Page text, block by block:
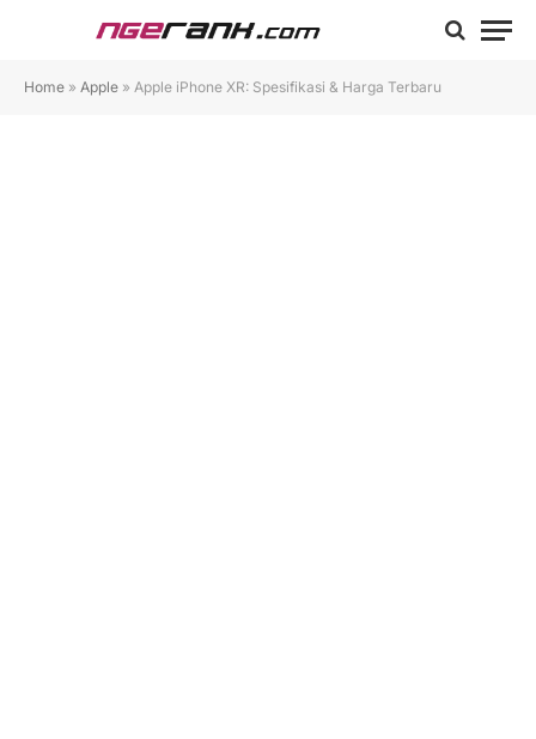
Home » Apple » Apple iPhone XR: Spesifikasi & Harga Terbaru